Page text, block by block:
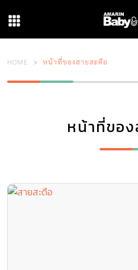
HOME หน้าที่ของสายสะดือ
หน้าที่ขอ